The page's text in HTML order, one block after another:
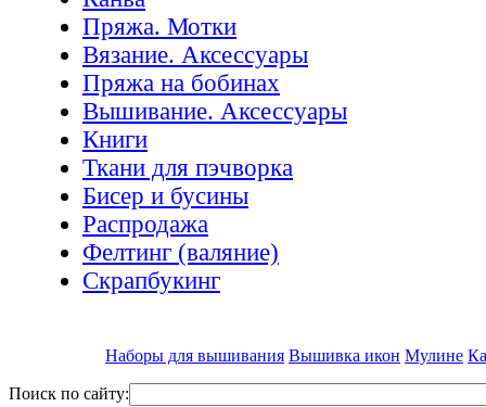
Пряжа. Мотки
Вязание. Аксессуары
Пряжа на бобинах
Вышивание. Аксессуары
Книги
Ткани для пэчворка
Бисер и бусины
Распродажа
Фелтинг (валяние)
Скрапбукинг
Наборы для вышивания Вышивка икон Мулине
Поиск по сайту: